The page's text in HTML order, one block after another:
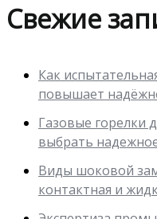
Свежие
Как
повышает
Газовые горелки
выбрать
Виды шоковой
контактная и